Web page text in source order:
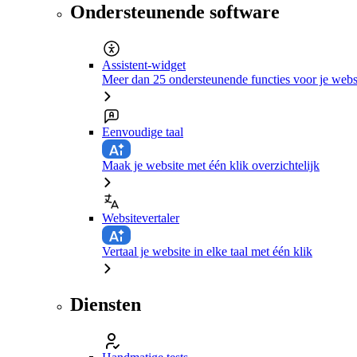
Ondersteunende software
Assistent-widget
Meer dan 25 ondersteunende functies voor je
Eenvoudige taal
Maak je website met één klik overzichtelijk
Websitevertaler
Vertaal je website in elke taal met één klik
Diensten